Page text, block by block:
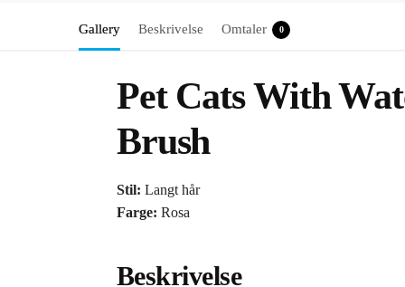
Gallery Beskrivelse Omtaler 0
Pet Cats With
Brush
Stil: Langt hår
Farge: Rosa
Beskrivelse